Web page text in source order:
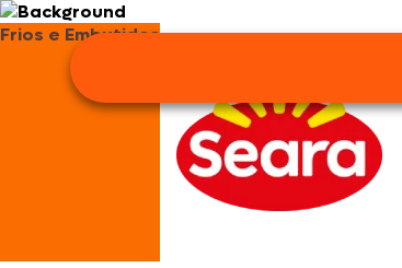
Frios e Embutidos